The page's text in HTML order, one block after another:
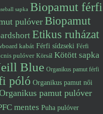
sapka Biopamut férfi
pulóverBiopamut
Etikus ruházat
kabát Férfi sídzseki Férfi
pulóver Körsál Kötött sapka
Blue Organikus pamut férfi
póló Organikus pamut női
pamut pulóver
mentes Puha pulóver